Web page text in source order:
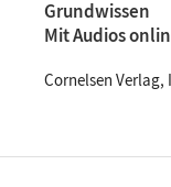
Grundwissen
Mit Audios
Cornelsen Verlag,